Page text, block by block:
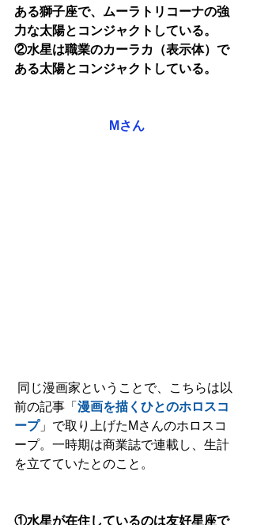
ある獅子座で、ムーラトリコーナの強
力な太陽とコンジャクトしている。
②水星は職業のカーラカ（表示体）で
ある太陽とコンジャクトしている。
Mさん
前の記事「 漫画を描くひとのホロスコ
ープ」で取り上げたMさんのホロスコ
ープ。一時期は商業誌で連載し、生計
を立てていたとのこと。
①水星が在住しているのは友好星座で